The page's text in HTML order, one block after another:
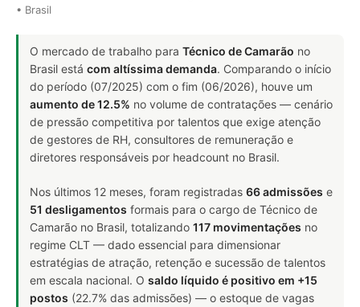
• Brasil
O mercado de trabalho para Técnico de Camarão no
Brasil está com altíssima demanda. Comparando o início
do período (07/2025) com o fim (06/2026), houve um
aumento de 12.5% no volume de contratações — cenário
de pressão competitiva por talentos que exige atenção
de gestores de RH, consultores de remuneração e
diretores responsáveis por headcount no Brasil.
Nos últimos 12 meses, foram registradas 66 admissões e
51 desligamentos formais para o cargo de Técnico de
Camarão no Brasil, totalizando 117 movimentações no
regime CLT — dado essencial para dimensionar
estratégias de atração, retenção e sucessão de talentos
em escala nacional. O saldo líquido é positivo em +15
postos (22.7% das admissões) — o estoque de vagas